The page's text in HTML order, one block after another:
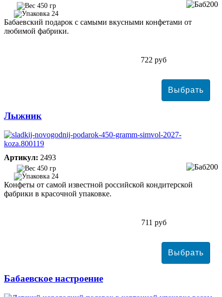
450 гр
24
Бабаевский подарок с самыми вкусными конфетами от
любимой фабрики.
722 руб
Лыжник
Артикул: 2493
450 гр
24
Конфеты от самой известной российской кондитерской
фабрики в красочной упаковке.
711 руб
Бабаевское настроение